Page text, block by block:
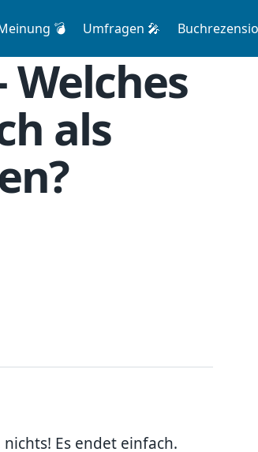
💣 Umfragen 🎤
Welches
als
Es endet einfach.